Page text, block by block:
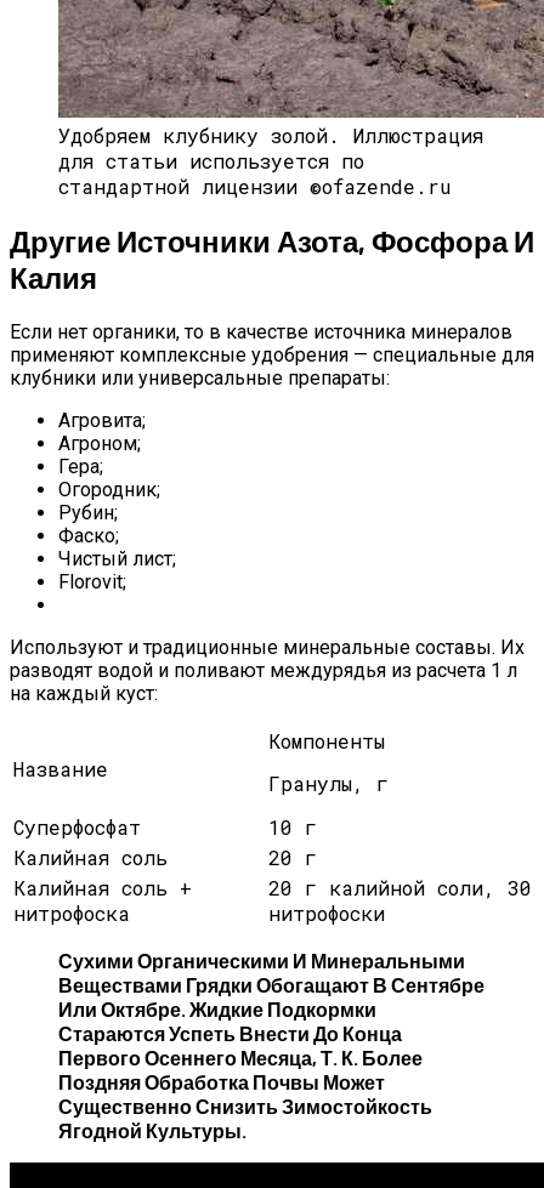
Удобряем клубнику золой. Иллюстрация
для статьи используется по
стандартной лицензии ©ofazende.ru
Другие Источники Азота, Фосфора И
Калия
Если нет органики, то в качестве источника минералов
применяют комплексные удобрения — специальные для
клубники или универсальные препараты:
Агровита;
Агроном;
Гера;
Огородник;
Рубин;
Фаско;
Чистый лист;
Florovit;
Используют и традиционные минеральные составы. Их
разводят водой и поливают междурядья из расчета 1 л
на каждый куст:
Название
Компоненты
Гранулы, г
Суперфосфат
10 г
Калийная соль
20 г
Калийная соль +
нитрофоска
20 г калийной соли, 30
нитрофоски
Сухими Органическими И Минеральными
Веществами Грядки Обогащают В Сентябре
Или Октябре. Жидкие Подкормки
Стараются Успеть Внести До Конца
Первого Осеннего Месяца, Т. К. Более
Поздняя Обработка Почвы Может
Существенно Снизить Зимостойкость
Ягодной Культуры.